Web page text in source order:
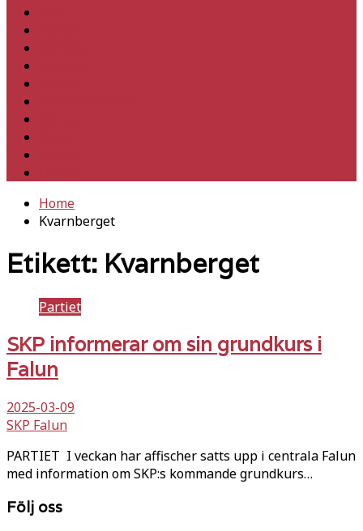
Home
Kvarnberget
Etikett: Kvarnberget
Partiet
SKP informerar om sin grundkurs i
Falun
2025-03-09
SKP Falun
PARTIET I veckan har affischer satts upp i centrala Falun
med information om SKP:s kommande grundkurs…
Följ oss